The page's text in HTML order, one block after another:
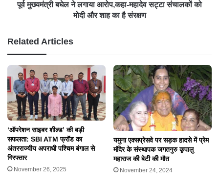
पूर्व मुख्यमंत्री बघेल ने लगाया आरोप,कहा-महादेव सट्टा संचालकों को
मोदी और शाह का है संरक्षण
Related Articles
‘ऑपरेशन साइबर शील्ड’ की बड़ी
सफलता: SBI ATM फ्रॉड का
अंतरराज्यीय अपराधी पश्चिम बंगाल से
गिरफ्तार
November 26, 2025
यमुना एक्सप्रेसवे पर सड़क हादसे में प्रेम
मंदिर के संस्थापक जगतगुरु कृपालु
महाराज की बेटी की मौत
November 24, 2024